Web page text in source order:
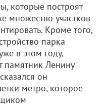
которые построят
множество участков
Кроме того,
парка
в этом году,
памятник Ленину
он
метро, которое